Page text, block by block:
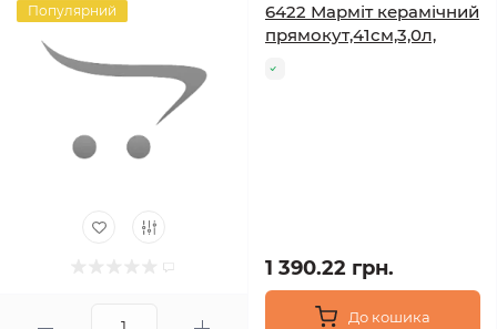
Популярний
6422 Марміт керамічний
прямокут,41см,3,0л,
1 390.22 грн.
До кошика